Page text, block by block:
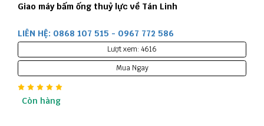
Giao máy bấm ống thuỷ lực về Tán Linh
LIÊN HỆ: 0868 107 515 - 0967 772 586
Lượt xem: 4616
Mua Ngay
Còn hàng